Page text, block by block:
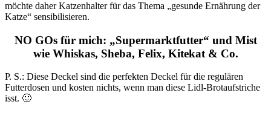
möchte daher Katzenhalter für das Thema „gesunde Ernährung der
Katze“ sensibilisieren.
NO GOs für mich: „Supermarktfutter“ und Mist
wie Whiskas, Sheba, Felix, Kitekat & Co.
P. S.: Diese Deckel sind die perfekten Deckel für die regulären
Futterdosen und kosten nichts, wenn man diese Lidl-Brotaufstriche
isst. 🙂